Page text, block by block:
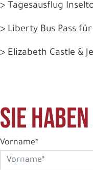
> Tagesausflug
> Liberty Bus Pass
> Elizabeth Castle &
Sie
Vorname*